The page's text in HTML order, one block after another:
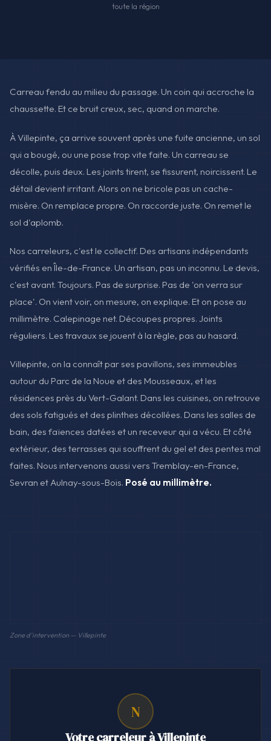
toute la région
Carreau fendu au milieu du passage. Un coin qui accroche la
chaussette. Et ce bruit creux, sec, quand on marche.
À Villepinte, ça arrive souvent après une fuite ancienne, un sol
qui a bougé, ou une pose trop vite faite. Un carreau se
décolle, puis deux. Les joints tirent, se fissurent, noircissent. Le
détail devient irritant. Alors on ne bricole pas un cache-
misère. On remplace propre. On raccorde juste. On remet le
sol d'aplomb.
Nos carreleurs, c'est le collectif. Des artisans indépendants
vérifiés en Île-de-France. Un artisan, pas un inconnu. Le devis,
c'est avant. Toujours. Pas de surprise. Pas de 'on verra sur
place'. On vient voir, on mesure, on explique. Et on pose au
millimètre. Calepinage net. Découpes propres. Joints
réguliers. Les travaux se jouent à la règle, pas au hasard.
Villepinte, on la connaît par ses pavillons, ses immeubles
autour du Parc de la Noue et des Mousseaux, et les
résidences près du Vert-Galant. Dans les cuisines, on retrouve
des sols fatigués et des plinthes décollées. Dans les salles de
bain, des faïences datées et un receveur qui a vécu. Et côté
extérieur, des terrasses qui souffrent du gel et des pentes mal
faites. Nous intervenons aussi vers Tremblay-en-France,
Sevran et Aulnay-sous-Bois. Posé au millimètre.
Zone d'intervention — Villepinte
N
Votre carreleur à Villepinte